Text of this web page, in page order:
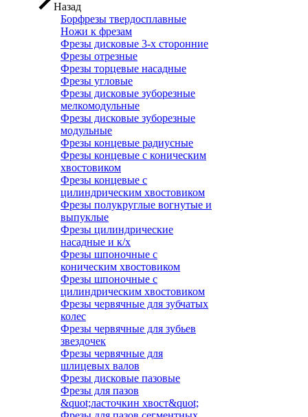
Назад
Борфрезы твердосплавные
Ножи к фрезам
Фрезы дисковые 3-х сторонние
Фрезы отрезные
Фрезы торцевые насадные
Фрезы угловые
Фрезы дисковые зуборезные
мелкомодульные
Фрезы дисковые зуборезные
модульные
Фрезы концевые радиусные
Фрезы концевые с коническим
хвостовиком
Фрезы концевые с
цилиндрическим хвостовиком
Фрезы полукруглые вогнутые и
выпуклые
Фрезы цилиндрические
насадные и к/х
Фрезы шпоночные с
коническим хвостовиком
Фрезы шпоночные с
цилиндрическим хвостовиком
Фрезы червячные для зубчатых
колес
Фрезы червячные для зубьев
звездочек
Фрезы червячные для
шлицевых валов
Фрезы дисковые пазовые
Фрезы для пазов
&quot;ласточкин хвост&quot;